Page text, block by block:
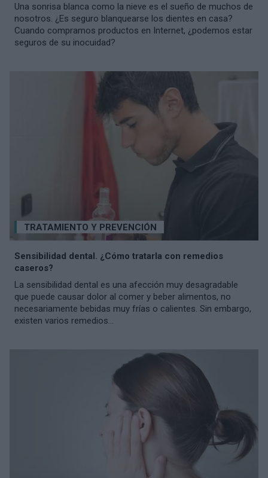
Una sonrisa blanca como la nieve es el sueño de muchos de
nosotros. ¿Es seguro blanquearse los dientes en casa?
Cuando compramos productos en Internet, ¿podemos estar
seguros de su inocuidad?
TRATAMIENTO Y PREVENCIÓN
Sensibilidad dental. ¿Cómo tratarla con remedios
caseros?
La sensibilidad dental es una afección muy desagradable
que puede causar dolor al comer y beber alimentos, no
necesariamente bebidas muy frías o calientes. Sin embargo,
existen varios remedios...